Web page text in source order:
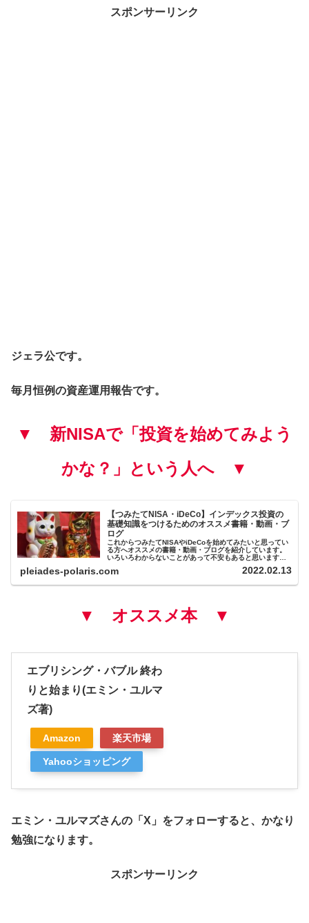
スポンサーリンク
ジェラ公です。
毎月恒例の資産運用報告です。
▼ 新NISAで「投資を始めてみよう
かな？」という人へ ▼
【つみたてNISA・iDeCo】インデックス投資の
基礎知識をつけるためのオススメ書籍・動画・ブ
ログ
これからつみたてNISAやiDeCoを始めてみたいと思ってい
る方へオススメの書籍・動画・ブログを紹介しています。
いろいろわからないことがあって不安もあると思います
が大切です。
pleiades-polaris.com 2022.02.13
▼ オススメ本 ▼
エブリシング・バブル 終わ
りと始まり(エミン・ユルマ
ズ著)
Amazon 楽天市場
Yahooショッピング
エミン・ユルマズさんの「X」をフォローすると、かなり
勉強になります。
スポンサーリンク